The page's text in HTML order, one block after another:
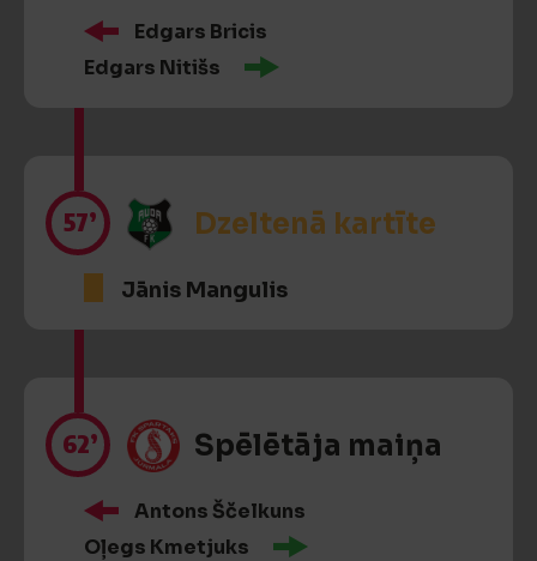
Edgars Bricis
Edgars Nitišs
57’ Dzeltenā kartīte
Jānis Mangulis
62’ Spēlētāja maiņa
Antons Ščelkuns
Oļegs Kmetjuks